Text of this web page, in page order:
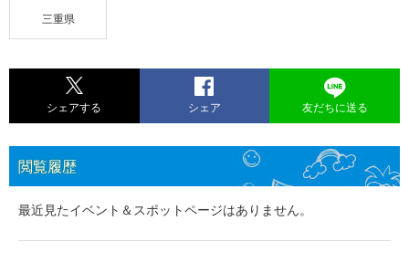
三重県
シェアする シェア 友だちに送る
閲覧履歴
最近見たイベント＆スポットページはありません。